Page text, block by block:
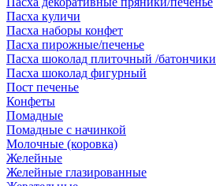
Пасха куличи
Пасха наборы конфет
Пасха пирожные/печенье
Пасха шоколад плиточный /батончики
Пасха шоколад фигурный
Пост печенье
Конфеты
Помадные
Помадные с начинкой
Молочные (коровка)
Желейные
Желейные глазированные